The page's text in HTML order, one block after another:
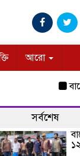
আরো
সর্বশেষ